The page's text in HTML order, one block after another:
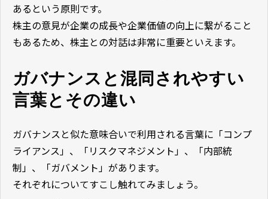
あるという原則です。
株主の意見が企業の成長や企業価値の向上に繋がること
もあるため、株主との対話は非常に重要といえます。
ガバナンスと混同されやすい
言葉とその違い
ガバナンスと似た意味合いで利用される言葉に「コンプ
ライアンス」、「リスクマネジメント」、「内部統
制」、「ガバメント」があります。
それぞれについてすこし触れてみましょう。